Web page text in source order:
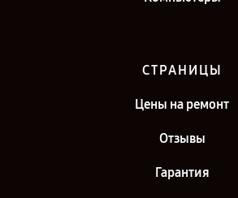
СТРАНИЦЫ
Цены на ремонт
Отзывы
Гарантия